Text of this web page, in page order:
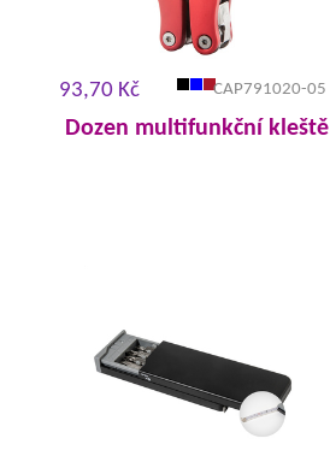
93,70 Kč CAP791020-05
Dozen multifunkční kleště